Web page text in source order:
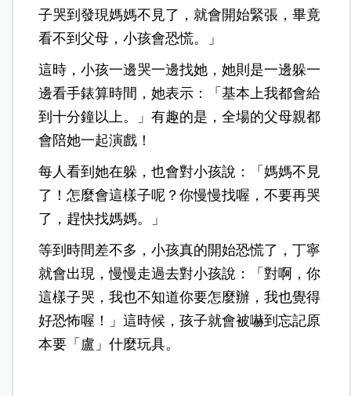
子哭到發現媽媽不見了，就會開始緊張，畢竟
看不到父母，小孩會恐慌。」
這時，小孩一邊哭一邊找她，她則是一邊躲一
邊看手錶算時間，她表示：「基本上我都會給
到十分鐘以上。」有趣的是，全場的父母親都
會陪她一起演戲！
每人看到她在躲，也會對小孩說：「媽媽不見
了！怎麼會這樣子呢？你慢慢找喔，不要再哭
了，趕快找媽媽。」
等到時間差不多，小孩真的開始恐慌了，丁寧
就會出現，慢慢走過去對小孩說：「對啊，你
這樣子哭，我也不知道你要怎麼辦，我也覺得
好恐怖喔！」這時候，孩子就會被嚇到忘記原
本要「盧」什麼玩具。